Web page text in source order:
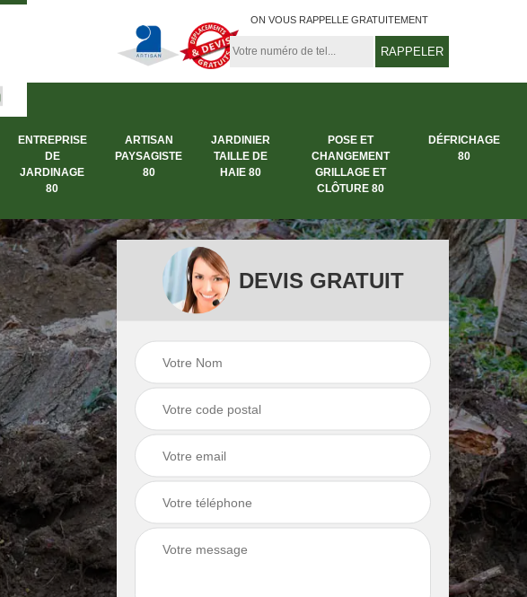
ON VOUS RAPPELLE GRATUITEMENT
ENTREPRISE
DE
JARDINAGE
80
ARTISAN
PAYSAGISTE
80
JARDINIER
TAILLE DE
HAIE 80
POSE ET
CHANGEMENT
GRILLAGE ET
CLÔTURE 80
DÉFRICHAGE
80
Dessouchage arbre
et haie 80
Entreprise abattage
Entreprise de
jardinage 80
DEVIS GRATUIT